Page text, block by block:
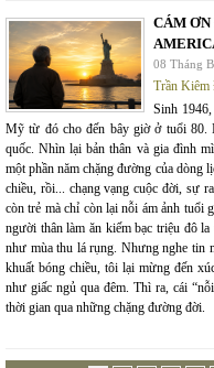
CÁM
08 Tháng
Trần Kiêm
Sinh
Mỹ từ đó cho đến bây giờ ở tuổi 80.
quốc. Nhìn lại bản thân và gia đình
một phần năm chặng đường của dòng
chiều, rồi... chạng vạng cuộc đời, sự
còn trẻ mà chỉ còn lại nỗi ám ảnh tuổi
người thân làm ăn kiếm bạc triệu đô
như mùa thu lá rụng. Nhưng nghe tin
khuất bóng chiều, tôi lại mừng đến
như giấc ngủ qua đêm. Thì ra, cái
thời gian qua những chặng đường đời.